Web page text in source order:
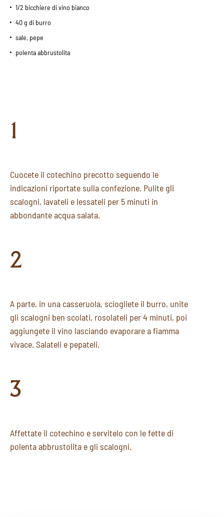
1/2 bicchiere di vino bianco
40 g di burro
sale, pepe
polenta abbrustolita
1
Cuocete il cotechino precotto seguendo le
indicazioni riportate sulla confezione. Pulite gli
scalogni, lavateli e lessateli per 5 minuti in
abbondante acqua salata.
2
A parte, in una casseruola, sciogliete il burro, unite
gli scalogni ben scolati, rosolateli per 4 minuti, poi
aggiungete il vino lasciando evaporare a fiamma
vivace. Salateli e pepateli.
3
Affettate il cotechino e servitelo con le fette di
polenta abbrustolita e gli scalogni.